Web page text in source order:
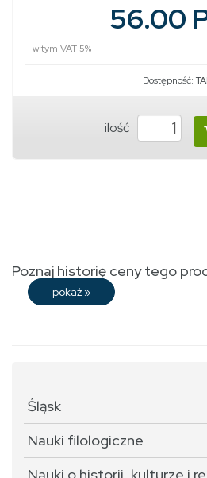
56.00
w tym VAT 5%
Dostępność:
ilość
Poznaj historię ceny tego
pokaż »
Śląsk
Nauki filologiczne